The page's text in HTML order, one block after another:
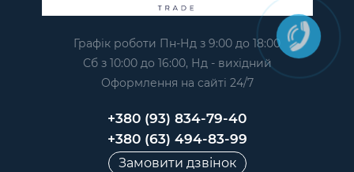
Графік роботи Пн-Нд з 9:00 до 18:00
Сб з 10:00 до 16:00, Нд - вихідний
Оформлення на сайтi 24/7
+380 (93) 834-79-40
+380 (63) 494-83-99
Замовити дзвінок